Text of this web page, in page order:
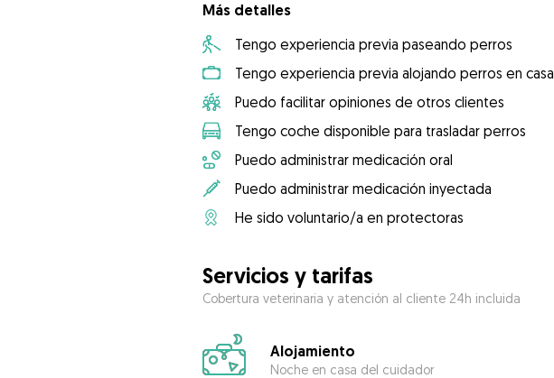
Más detalles
Tengo experiencia previa paseando perros
Tengo experiencia previa alojando perros en casa
Puedo facilitar opiniones de otros clientes
Tengo coche disponible para trasladar perros
Puedo administrar medicación oral
Puedo administrar medicación inyectada
He sido voluntario/a en protectoras
Servicios y tarifas
Cobertura veterinaria y atención al cliente 24h incluida
Alojamiento
Noche en casa del cuidador